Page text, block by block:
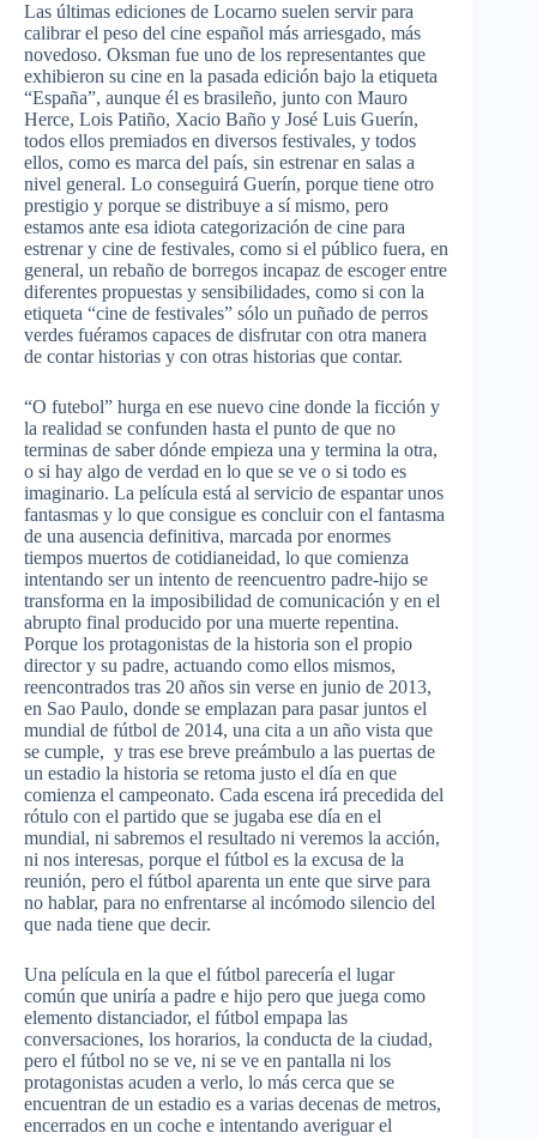
Las últimas ediciones de Locarno suelen servir para
calibrarel peso del cine español más arriesgado, más
novedoso. Oksman fue uno de los representantes que
exhibieron su cine en la pasada edición bajo la etiqueta
“España”, aunque él es brasileño, junto con Mauro
Herce, Lois Patiño, Xacio Baño y José Luis Guerín,
todos ellos premiados en diversos festivales, y todos
ellos, como es marca del país, sin estrenaren salas a
nivel general. Lo conseguirá Guerín, porque tiene otro
prestigio y porque se distribuye a sí mismo, pero
estamos ante esa idiota categorización de cine para
estrenary cine de festivales, como si el público fuera, en
general, un rebaño de borregos incapaz de escoger entre
diferentes propuestas y sensibilidades, como si con la
etiqueta “cine de festivales” sólo un puñado de perros
verdes fuéramos capaces de disfrutarcon otra manera
de contar historias y con otras historias que contar.
“O futebol” hurga en ese nuevo cine donde la ficción y
la realidad se confunden hasta el punto de que no
terminas de saberdónde empieza una y termina la otra,
o si hay algo de verdad en lo que se ve o si todo es
imaginario. La película está al servicio de espantar unos
fantasmas y lo que consigue es concluircon el fantasma
de una ausencia definitiva, marcada por enormes
tiempos muertos de cotidianeidad, lo que comienza
intentando serun intento de reencuentro padre-hijo se
transforma en la imposibilidad de comunicación y en el
abrupto final producido por una muerte repentina.
Porque los protagonistas de la historia son el propio
director y su padre, actuando como ellos mismos,
reencontrados tras 20 años sin verse en junio de 2013,
en Sao Paulo, donde se emplazan para pasar juntos el
mundial de fútbol de 2014, una cita a un año vista que
se cumple, y tras ese breve preámbulo a las puertas de
un estadio la historia se retoma justo el día en que
comienza el campeonato. Cada escena irá precedida del
rótulo con el partido que se jugaba ese día en el
mundial, ni sabremos el resultado ni veremos la acción,
ni nos interesas, porque el fútbol es la excusa de la
reunión, pero el fútbol aparenta un ente que sirve para
no hablar, para no enfrentarse al incómodo silencio del
que nada tiene que decir.
Una película en la que el fútbol parecería el lugar
común que uniría a padre e hijo pero que juega como
elemento distanciador, el fútbol empapa las
conversaciones, los horarios, la conducta de la ciudad,
pero el fútbol no se ve, ni se ve en pantalla ni los
protagonistas acuden a verlo, lo más cerca que se
encuentran de un estadio es a varias decenas de metros,
encerrados en un coche e intentando averiguarel